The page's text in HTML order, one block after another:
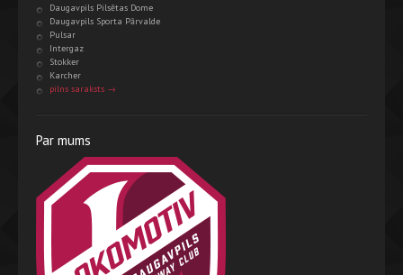
Daugavpils Pilsētas Dome
Daugavpils Sporta Pārvalde
Pulsar
Intergaz
Stokker
Karcher
pilns saraksts →
Par mums